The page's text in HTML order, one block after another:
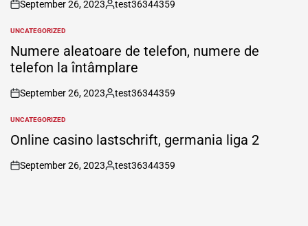
on
September 26, 2023
Posted
test36344359
POSTED
IN
UNCATEGORIZED
Numere aleatoare de telefon, numere de
telefon la întâmplare
on
September 26, 2023
Posted
test36344359
POSTED
IN
UNCATEGORIZED
Online casino lastschrift, germania liga 2
on
September 26, 2023
Posted
test36344359